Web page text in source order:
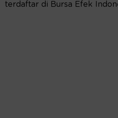
terdaftar di Bursa Efek